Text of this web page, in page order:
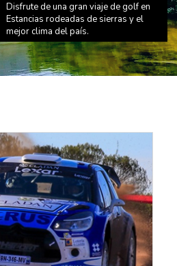
Disfrute de una gran viaje de golf en
Estancias rodeadas de sierras y el
mejor clima del país.